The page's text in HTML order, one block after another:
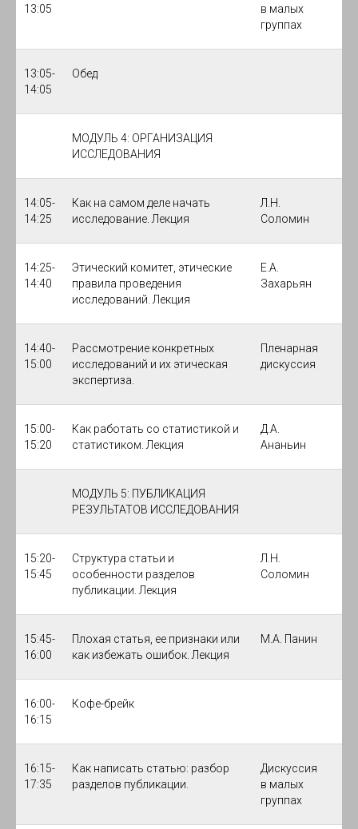
13:05
в малых
группах
13:05-
14:05
Обед
МОДУЛЬ 4: ОРГАНИЗАЦИЯ
ИССЛЕДОВАНИЯ
14:05-
14:25
Как на самом деле начать
исследование. Лекция
Л.Н.
Соломин
14:25-
14:40
Этический комитет, этические
правила проведения
исследований. Лекция
Е.А.
Захарьян
14:40-
15:00
Рассмотрение конкретных
исследований и их этическая
экспертиза.
Пленарная
дискуссия
15:00-
15:20
Как работать со статистикой и
статистиком. Лекция
Д.А.
Ананьин
МОДУЛЬ 5: ПУБЛИКАЦИЯ
РЕЗУЛЬТАТОВ ИССЛЕДОВАНИЯ
15:20-
15:45
Структура статьи и
особенности разделов
публикации. Лекция
Л.Н.
Соломин
15:45-
16:00
Плохая статья, ее признаки или
как избежать ошибок. Лекция
М.А. Панин
16:00-
16:15
Кофе-брейк
16:15-
17:35
Как написать статью: разбор
разделов публикации.
Дискуссия
в малых
группах